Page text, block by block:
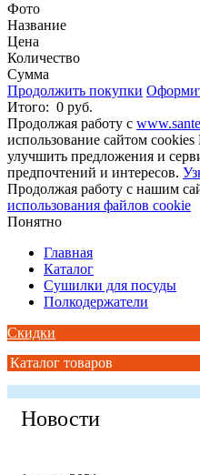
Фото
Название
Цена
Количество
Сумма
Продолжить покупки
Итого: 0 руб.
Продолжая работу с
использование сайтом
улучшить предложения и
предпочтений и интересов.
Продолжая работу с нашим
использования файлов cookie
Понятно
Главная
Каталог
Сушилки для посуды
Полкодержатели
Скидки
Каталог товаров
Новости